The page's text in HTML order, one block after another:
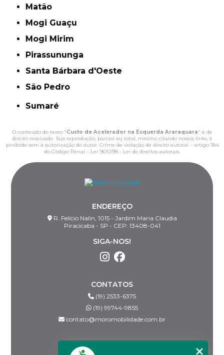
Matão
Mogi Guaçu
Mogi Mirim
Pirassununga
Santa Bárbara d'Oeste
São Pedro
Sumaré
O conteúdo do texto "Custo de Acelerador na Esquerda Araraquara" é de
direito reservado. Sua reprodução, parcial ou total, mesmo citando nossos links, é
proibida sem a autorização do autor. Crime de violação de direito autoral – artigo 184
do Código Penal – Lei 9610/98 - Lei de direitos autorais.
ENDEREÇO
R. Felício Nalin, 1015 - Jardim Maria Claudia
Piracicaba - SP - CEP: 13408-041
SIGA-NOS!
CONTATOS
(19) 2533-6375
(19) 99744-9855
contato@moromobilidade.com.br